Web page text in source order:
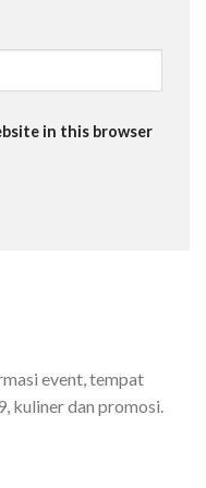
in this browser
event, tempat
kuliner dan promosi.